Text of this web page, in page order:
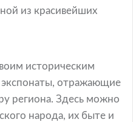
из красивейших
историческим
экспонаты, отражающие
региона. Здесь можно
народа, их быте и